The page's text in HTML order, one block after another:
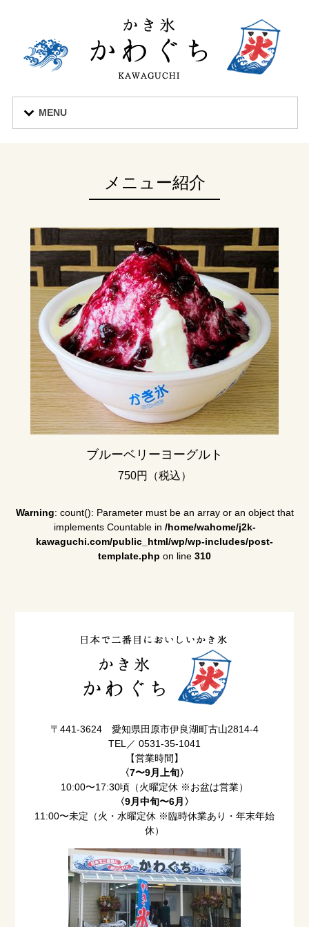
MENU
メニュー紹介
ブルーベリーヨーグルト
750円（税込）
Warning: count(): Parameter must be an array or an object that
implements Countable in /home/wahome/j2k-
kawaguchi.com/public_html/wp/wp-includes/post-
template.php on line 310
〒441-3624 愛知県田原市伊良湖町古山2814-4
TEL／ 0531-35-1041
【営業時間】
〈7〜9月上旬〉
10:00〜17:30頃（火曜定休 ※お盆は営業）
〈9月中旬〜6月〉
11:00〜未定（火・水曜定休 ※臨時休業あり・年末年始
休）